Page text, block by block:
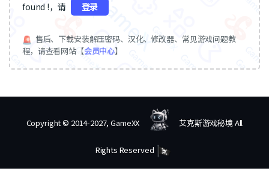
found !，请
登录
售后、下载安装解压密码、汉化、修改器、常见游戏问题教
程，请查看网站【会员中心】
Copyright © 2014-2027, GameXX 艾克斯游戏秘境 All
Rights Reserved